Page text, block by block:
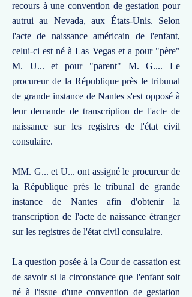
recours à une convention de gestation pour
autrui au Nevada, aux États-Unis. Selon
l'acte de naissance américain de l'enfant,
celui-ci est né à Las Vegas et a pour "père"
M. U... et pour "parent" M. G.... Le
procureur de la République près le tribunal
de grande instance de Nantes s'est opposé à
leur demande de transcription de l'acte de
naissance sur les registres de l'état civil
consulaire.
MM. G... et U... ont assigné le procureur de
la République près le tribunal de grande
instance de Nantes afin d'obtenir la
transcription de l'acte de naissance étranger
sur les registres de l'état civil consulaire.
La question posée à la Cour de cassation est
de savoir si la circonstance que l'enfant soit
né à l'issue d'une convention de gestation